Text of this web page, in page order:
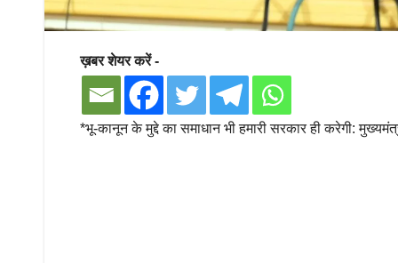
ख़बर शेयर करें -
*भू-कानून के मुद्दे का समाधान भी हमारी सरकार ही करेगी: